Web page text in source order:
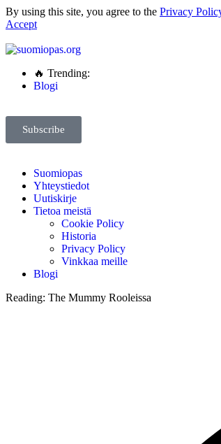
By using this site, you agree to the Privacy
Accept
🔥 Trending:
Blogi
Subscribe
Suomiopas
Yhteystiedot
Uutiskirje
Tietoa meistä
Cookie Policy
Historia
Privacy Policy
Vinkkaa meille
Blogi
Reading: The Mummy Rooleissa